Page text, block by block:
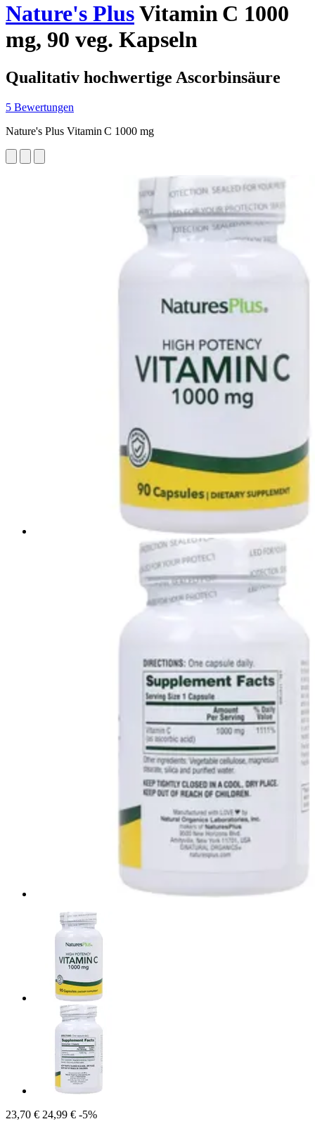
Nature's PlusVitamin C 1000
mg, 90 veg. Kapseln
Qualitativ hochwertige Ascorbinsäure
5 Bewertungen
Nature's Plus Vitamin C 1000 mg
23,70 € 24,99 € -5%